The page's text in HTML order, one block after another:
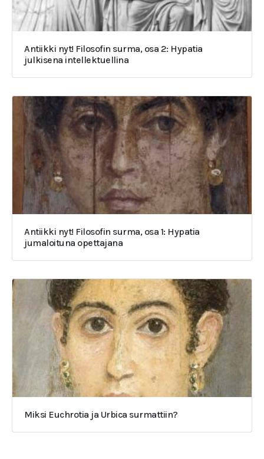
Antiikki nyt! Filosofin surma, osa 2: Hypatia
julkisena intellektuellina
Antiikki nyt! Filosofin surma, osa 1: Hypatia
jumaloituna opettajana
Miksi Euchrotia ja Urbica surmattiin?